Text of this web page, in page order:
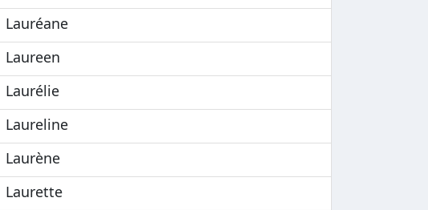
Lauréane
Laureen
Laurélie
Laureline
Laurène
Laurette